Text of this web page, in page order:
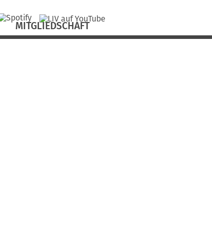
MITGLIEDSCHAFT